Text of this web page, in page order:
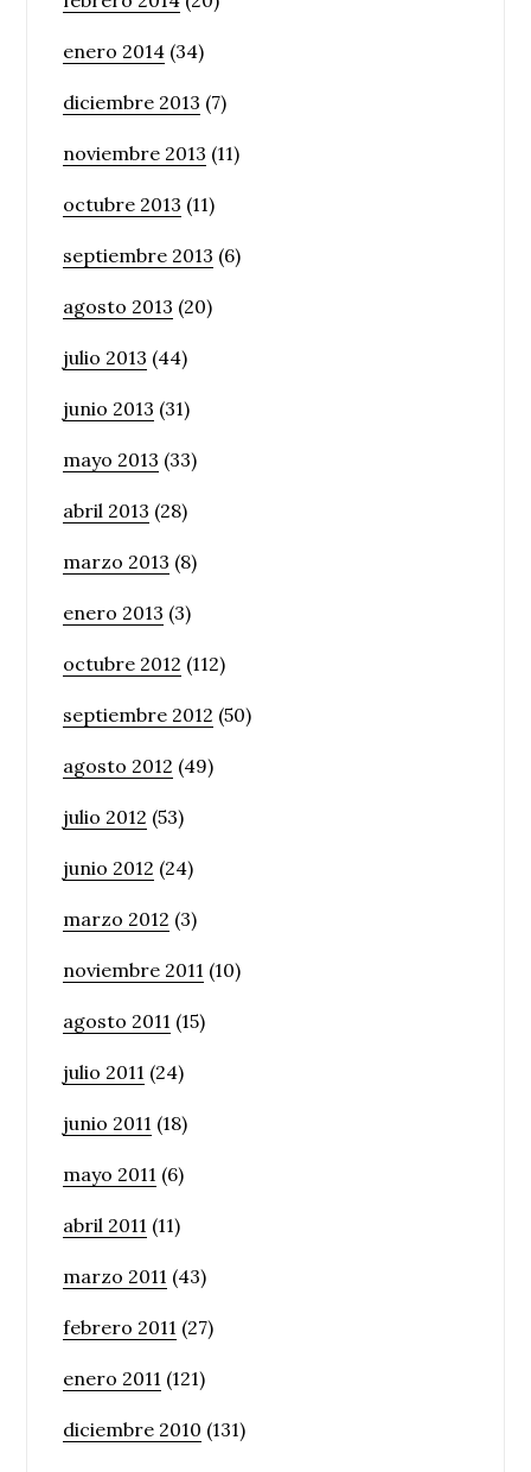
enero 2014 (34)
diciembre 2013 (7)
noviembre 2013 (11)
octubre 2013 (11)
septiembre 2013 (6)
agosto 2013 (20)
julio 2013 (44)
junio 2013 (31)
mayo 2013 (33)
abril 2013 (28)
marzo 2013 (8)
enero 2013 (3)
octubre 2012 (112)
septiembre 2012 (50)
agosto 2012 (49)
julio 2012 (53)
junio 2012 (24)
marzo 2012 (3)
noviembre 2011 (10)
agosto 2011 (15)
julio 2011 (24)
junio 2011 (18)
mayo 2011 (6)
abril 2011 (11)
marzo 2011 (43)
febrero 2011 (27)
enero 2011 (121)
diciembre 2010 (131)